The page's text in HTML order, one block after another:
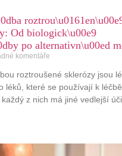
Od biologick\u00e9
po alternativn\u00ed
komentáře
roztroušené sklerózy jsou
léků, které se používají k léčbě
z nich má jiné vedlejší